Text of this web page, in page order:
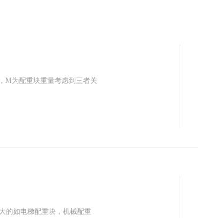
M为配重块重量考虑到三者关
的如电梯配重块，机械配重